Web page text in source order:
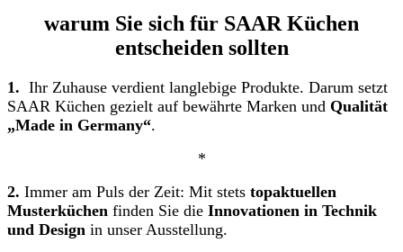
warum Sie sich für SAAR Küchen
entscheiden sollten
1. Ihr Zuhause verdient langlebige Produkte. Darum setzt
SAAR Küchen gezielt auf bewährte Marken und Qualität
„Made in Germany“.
*
2. Immer am Puls der Zeit: Mit stets topaktuellen
Musterküchen finden Sie die Innovationen in Technik
und Design in unser Ausstellung.